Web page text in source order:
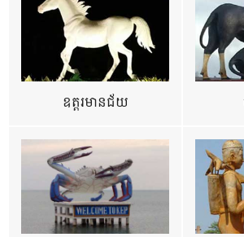
ឧត្ដរមានជ័យ